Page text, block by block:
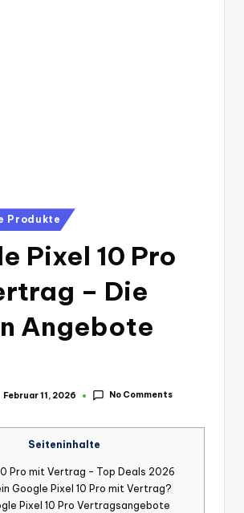
Produkte
Pixel 10 Pro
– Die
Angebote
Februar 11, 2026 No Comments
Seiteninhalte
Pro mit Vertrag – Top Deals 2026
Google Pixel 10 Pro mit Vertrag?
Pixel 10 Pro Vertragsangebote